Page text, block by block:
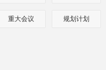
重大会议 规划计划